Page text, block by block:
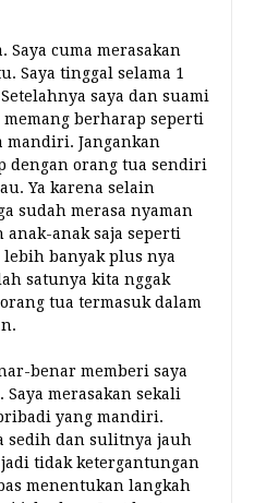
Saya cuma merasakan
Saya tinggal selama 1
saya dan suami
berharap seperti
mandiri. Jangankan
dengan orang tua sendiri
Ya karena selain
sudah merasa nyaman
anak saja seperti
lebih banyak plus nya
satunya kita nggak
tua termasuk dalam
benar memberi saya
merasakan sekali
yang mandiri.
sedih dan sulitnya jauh
tidak ketergantungan
menentukan langkah